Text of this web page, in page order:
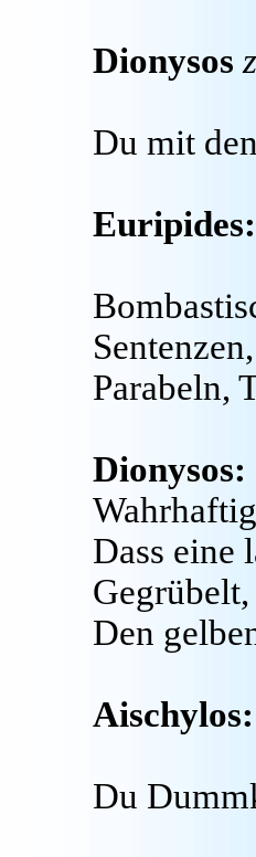
Dionysos
Du mit
Euripides:
Parabeln,
Dionysos:
Dass eine
Den
Aischylos:
Du